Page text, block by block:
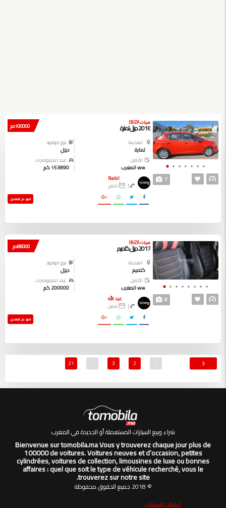
7
100000 دم سيات IBIZA
2016 ديزل تمارة
المدينة
تمارة
نوع الوقود
ديزل
الأصل
ww المغرب
عدد الكيلومترات
153890 كم
Nabil
|
اتصل
المزيد من التفاصيل
8
88000 دم سيات IBIZA
2017 ديزل كلميم
المدينة
كلميم
نوع الوقود
ديزل
الأصل
ww المغرب
عدد الكيلومترات
200000 كم
عبد الله
|
اتصل
المزيد من التفاصيل
1
2
3
21
شراء وبيع السيارات المستعملة أو الجديدة في المغرب
Bienvenue sur tomobila.ma Vous y trouverez chaque jour plus de
100000 de voitures. Voitures neuves et d’occasion, petites
cylindrées, voitures de collection, limousines de luxe ou bonnes
affaires : quel que soit le type de véhicule recherché, vous le
trouverez sur notre site.
© 2018 جميع الحقوق محفوظة
إعلانات السيارات